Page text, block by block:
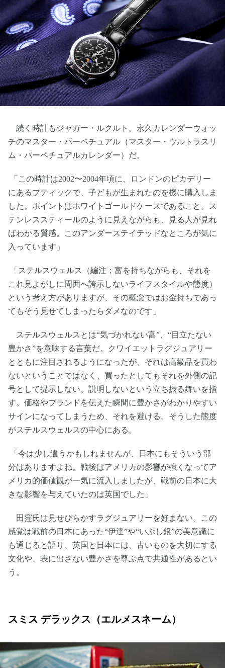
続く時計もジャガー・ルクルト。永久カレンダーウォッ
チのマスター・パーペチュアル（マスター・ウルトラスリ
ム・パーペチュアルカレンダー）だ。
「この時計は2002〜2004年頃に、ロンドンのピカデリー
にあるブティックで、子どもが生まれたのを機に購入しま
した。ポイントはホワイトゴールドケースであること。ス
テンレススティールのように見えながらも、見る人が見れ
ばわかる質感。このアンダーステイテッドなところが気に
入っています」
「ステルスウェルス（編注；富を持ちながらも、それを
これ見よがしに周囲へ誇示しないライフスタイルや態度）
という考え方がありますが、その概念ではお金持ちであっ
てもそう見せてしまったらダメなのです」
ステルスウェルスとは“気づかれない富”、“目立たない
豊かさ”を意味する言葉だ。クワイエットラグジュアリー
とともに注目されるようになったが、それは高級品を買わ
ないということではなく、買ったとしてもそれを外側の記
号として提示しない、説明しないという立ち振る舞いを指
す。価格やブランドを伝えた瞬間に豊かさがわかりやすい
サインになってしまうため、それを避ける。そうした態度
がステルスウェルスの中心にある。
「今は少し違うかもしれませんが、日本にもそういう部
分はありますよね。戦後はアメリカの影響が強くなってア
メリカ的価値観が一気に流入しましたが、戦前の日本に大
きな影響を与えていたのは英国でした」
田窪氏は見せびらかすラグジュアリーを好まない。この
感覚は戦前の日本にあった“伊達”や“いぶし銀”の美意識に
も通じると語り、英国と日本には、古いものを大切にする
文化や、表に出さない豊かさを尊ぶ点で共通性があるとい
う。
スミス デラックス（エルメスネーム）